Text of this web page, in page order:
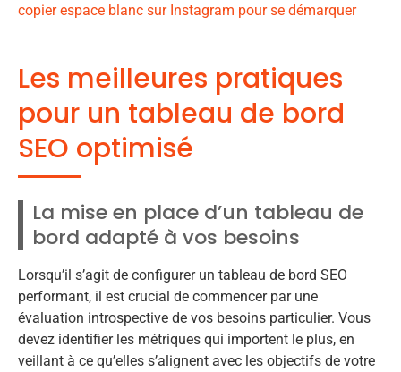
copier espace blanc sur Instagram pour se démarquer
Les meilleures pratiques
pour un tableau de bord
SEO optimisé
La mise en place d’un tableau de
bord adapté à vos besoins
Lorsqu’il s’agit de configurer un tableau de bord SEO
performant, il est crucial de commencer par une
évaluation introspective de vos besoins particulier. Vous
devez identifier les métriques qui importent le plus, en
veillant à ce qu’elles s’alignent avec les objectifs de votre